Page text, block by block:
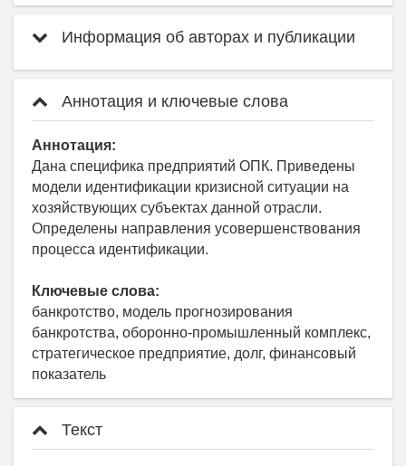
Информация об авторах и публикации
Аннотация и ключевые слова
Аннотация:
Дана специфика предприятий ОПК. Приведены
модели идентификации кризисной ситуации на
хозяйствующих субъектах данной отрасли.
Определены направления усовершенствования
процесса идентификации.
Ключевые слова:
банкротство, модель прогнозирования
банкротства, оборонно-промышленный комплекс,
стратегическое предприятие, долг, финансовый
показатель
Текст